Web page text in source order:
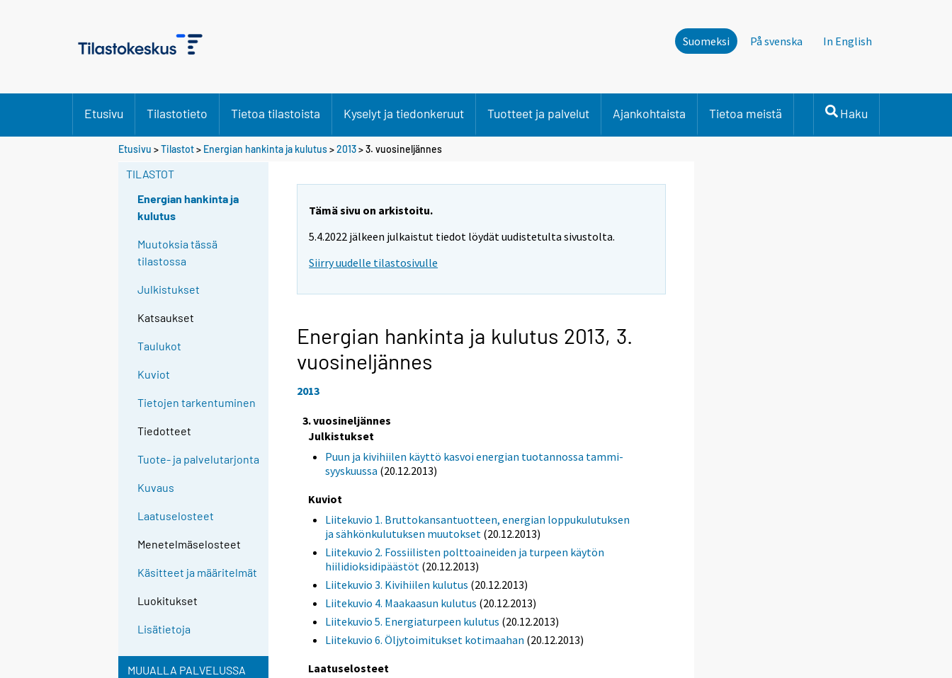
Suomeksi På svenska In English
Etusivu Tilastotieto Tietoa tilastoista Kyselyt ja tiedonkeruut Tuotteet ja palvelut Ajankohtaista Tietoa meistä Haku
Etusivu >Tilastot> Energian hankinta ja kulutus>2013>3. vuosineljännes
TILASTOT
Energian hankinta ja
kulutus
Muutoksia tässä
tilastossa
Julkistukset
Katsaukset
Taulukot
Kuviot
Tietojen tarkentuminen
Tiedotteet
Tuote- ja palvelutarjonta
Kuvaus
Laatuselosteet
Menetelmäselosteet
Käsitteet ja määritelmät
Luokitukset
Lisätietoja
MUUALLA PALVELUSSA
Tämä sivu on arkistoitu.
5.4.2022 jälkeen julkaistut tiedot löydät uudistetulta sivustolta.
Siirry uudelle tilastosivulle
Energian hankinta ja kulutus 2013, 3.
vuosineljännes
2013
3. vuosineljännes
Julkistukset
Puun ja kivihiilen käyttö kasvoi energian tuotannossa tammi-
syyskuussa (20.12.2013)
Kuviot
Liitekuvio 1. Bruttokansantuotteen, energian loppukulutuksen
ja sähkönkulutuksen muutokset (20.12.2013)
Liitekuvio 2. Fossiilisten polttoaineiden ja turpeen käytön
hiilidioksidipäästöt (20.12.2013)
Liitekuvio 3. Kivihiilen kulutus (20.12.2013)
Liitekuvio 4. Maakaasun kulutus (20.12.2013)
Liitekuvio 5. Energiaturpeen kulutus (20.12.2013)
Liitekuvio 6. Öljytoimitukset kotimaahan (20.12.2013)
Laatuselosteet